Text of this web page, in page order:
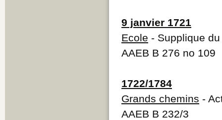
9 janvier 1721
Ecole - Supplique
AAEB B 276 no 109
1722/1784
Grands chemins -
AAEB B 232/3